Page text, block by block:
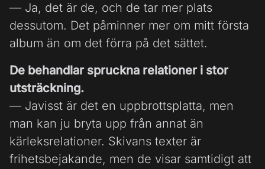
— Ja, det är de, och de tar mer plats
dessutom. Det påminner mer om mitt första
album än om det förra på det sättet.
De behandlar spruckna relationer i stor
utsträckning.
— Javisst är det en uppbrottsplatta, men
man kan ju bryta upp från annat än
kärleksrelationer. Skivans texter är
frihetsbejakande, men de visar samtidigt att